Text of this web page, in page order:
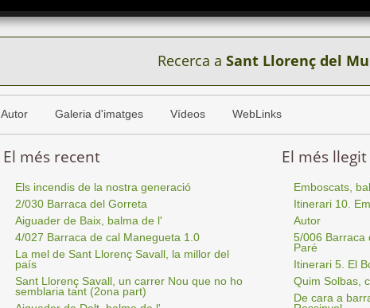
Recerca a Sant Llorenç del
Autor Galeria d'imatges Vídeos WebLinks
El més recent
Els incendis de la nostra generació
2/030 Barraca del Gorreta
Aiguader de Baix, balma de l'
4/027 Barraca de cal Manegueta 1.0
La mel de Sant Llorenç Savall, la millor del
país
Sant Llorenç Savall, un carrer Nou que no ho
semblaria tant (2ona part)
El més llegit
Emboscats,
Itinerari 10.
Autor
5/006 Barraca
Paré
Itinerari 5. El
Quim Solbas,
De cara a